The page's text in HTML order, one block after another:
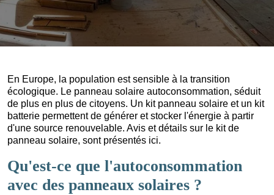
En Europe, la population est sensible à la transition
écologique. Le panneau solaire autoconsommation, séduit
de plus en plus de citoyens. Un kit panneau solaire et un kit
batterie permettent de générer et stocker l'énergie à partir
d'une source renouvelable. Avis et détails sur le kit de
panneau solaire, sont présentés ici.
Qu'est-ce que l'autoconsommation
avec des panneaux solaires ?